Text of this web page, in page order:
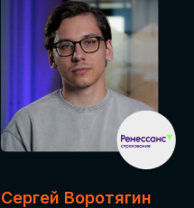
Сергей Воротягин